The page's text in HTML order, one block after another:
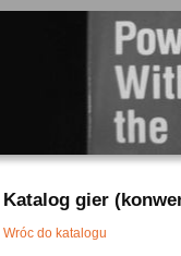
Katalog gier
Wróc do katalogu